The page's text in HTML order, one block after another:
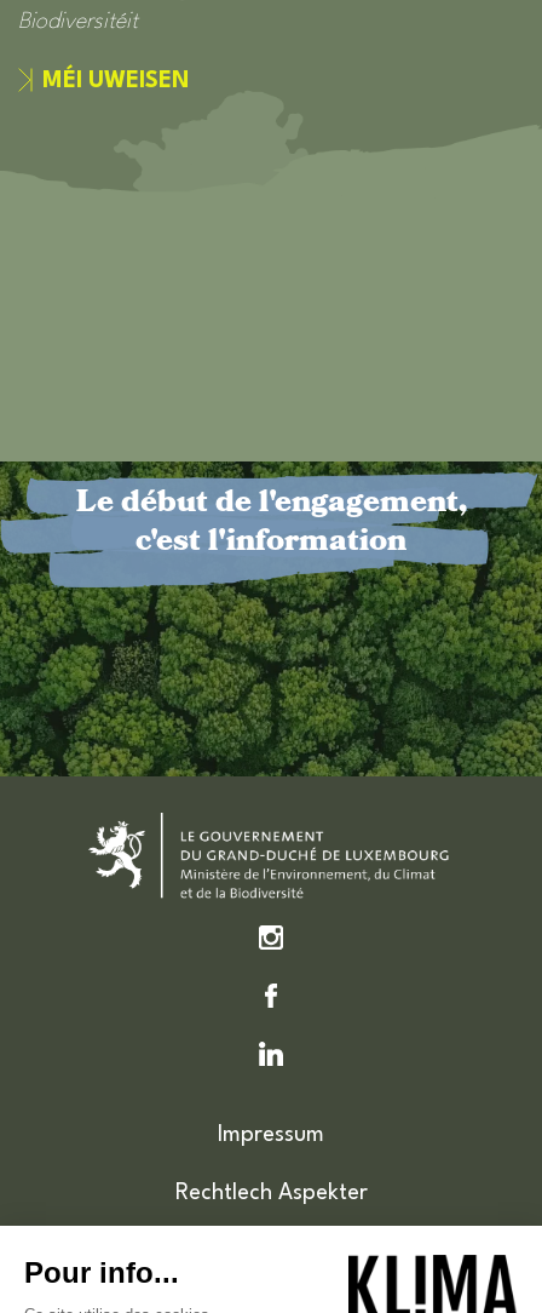
Biodiversitéit
MÉI UWEISEN
Le début de l'engagement,
c'est l'information
Impressum
Rechtlech Aspekter